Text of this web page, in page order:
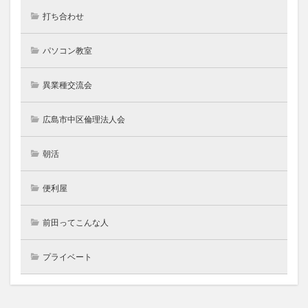
打ち合わせ
パソコン教室
異業種交流会
広島市中区倫理法人会
朝活
便利屋
前田ってこんな人
プライベート